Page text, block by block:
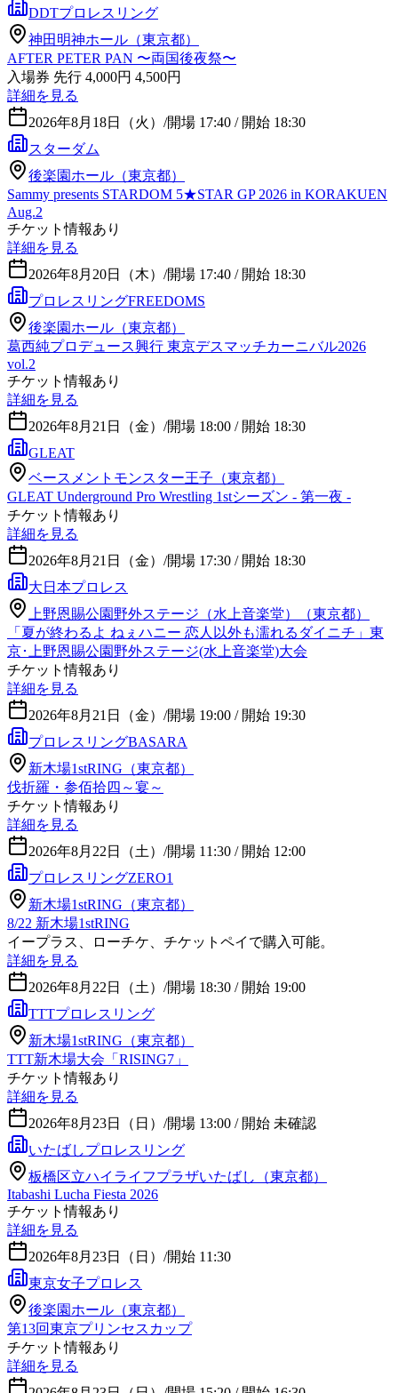
DDTプロレスリング
神田明神ホール（東京都）
AFTER PETER PAN 〜両国後夜祭〜
入場券 先行 4,000円 4,500円
詳細を見る
2026年8月18日（火） /開場 17:40 / 開始 18:30
スターダム
後楽園ホール（東京都）
Sammy presents STARDOM 5★STAR GP 2026 in KORAKUEN
Aug.2
チケット情報あり
詳細を見る
2026年8月20日（木） /開場 17:40 / 開始 18:30
プロレスリングFREEDOMS
後楽園ホール（東京都）
葛西純プロデュース興行 東京デスマッチカーニバル2026
vol.2
チケット情報あり
詳細を見る
2026年8月21日（金） /開場 18:00 / 開始 18:30
GLEAT
ベースメントモンスター王子（東京都）
GLEAT Underground Pro Wrestling 1stシーズン - 第一夜 -
チケット情報あり
詳細を見る
2026年8月21日（金） /開場 17:30 / 開始 18:30
大日本プロレス
上野恩賜公園野外ステージ（水上音楽堂）（東京都）
「夏が終わるよ ねぇハニー 恋人以外も濡れるダイニチ」東
京･上野恩賜公園野外ステージ(水上音楽堂)大会
チケット情報あり
詳細を見る
2026年8月21日（金） /開場 19:00 / 開始 19:30
プロレスリングBASARA
新木場1stRING（東京都）
伐折羅・参佰拾四～宴～
チケット情報あり
詳細を見る
2026年8月22日（土） /開場 11:30 / 開始 12:00
プロレスリングZERO1
新木場1stRING（東京都）
8/22 新木場1stRING
イープラス、ローチケ、チケットペイで購入可能。
詳細を見る
2026年8月22日（土） /開場 18:30 / 開始 19:00
TTTプロレスリング
新木場1stRING（東京都）
TTT新木場大会「RISING7」
チケット情報あり
詳細を見る
2026年8月23日（日） /開場 13:00 / 開始 未確認
いたばしプロレスリング
板橋区立ハイライフプラザいたばし（東京都）
Itabashi Lucha Fiesta 2026
チケット情報あり
詳細を見る
2026年8月23日（日） /開始 11:30
東京女子プロレス
後楽園ホール（東京都）
第13回東京プリンセスカップ
チケット情報あり
詳細を見る